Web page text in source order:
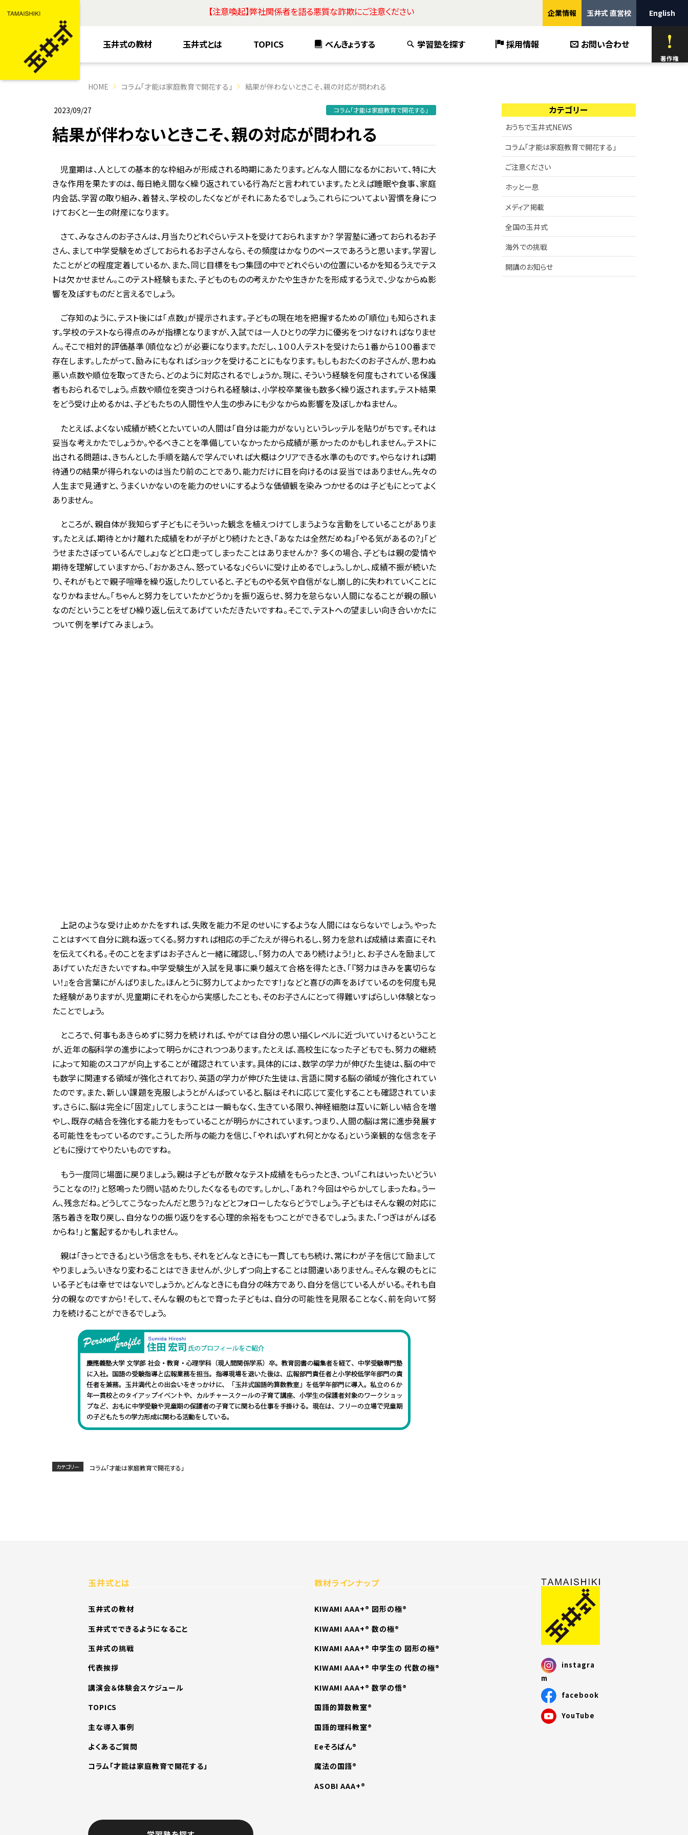
【注意喚起】弊社関係者を語る悪質な詐欺にご注意ください 企業情報 玉井式 直営校 English
玉井式の教材 玉井式とは TOPICS べんきょうする 学習塾を探す 採用情報 お問い合わせ
著作権
HOME コラム「才能は家庭教育で開花する」 結果が伴わないときこそ、親の対応が問われる
2023/09/27 コラム「才能は家庭教育で開花する」
結果が伴わないときこそ、親の対応が問われる
児童期は、人としての基本的な枠組みが形成される時期にあたります。どんな人間になるかにおいて、特に大
きな作用を果たすのは、毎日絶え間なく繰り返されている行為だと言われています。たとえば睡眠や食事、家庭
内会話、学習の取り組み、着替え、学校のしたくなどがそれにあたるでしょう。これらについてよい習慣を身につ
けておくと一生の財産になります。
さて、みなさんのお子さんは、月当たりどれぐらいテストを受けておられますか？ 学習塾に通っておられるお子
さん、まして中学受験をめざしておられるお子さんなら、その頻度はかなりのペースであろうと思います。学習し
たことがどの程度定着しているか、また、同じ目標をもつ集団の中でどれぐらいの位置にいるかを知るうえでテス
トは欠かせません。このテスト経験もまた、子どものものの考えかたや生きかたを形成するうえで、少なからぬ影
響を及ぼすものだと言えるでしょう。
ご存知のように、テスト後には「点数」が提示されます。子どもの現在地を把握するための「順位」も知らされま
す。学校のテストなら得点のみが指標となりますが、入試では一人ひとりの学力に優劣をつけなければなりませ
ん。そこで相対的評価基準（順位など）が必要になります。ただし、１００人テストを受けたら１番から１００番まで
存在します。したがって、励みにもなればショックを受けることにもなります。もしもおたくのお子さんが、思わぬ
悪い点数や順位を取ってきたら、どのように対応されるでしょうか。現に、そういう経験を何度もされている保護
者もおられるでしょう。点数や順位を突きつけられる経験は、小学校卒業後も数多く繰り返されます。テスト結果
をどう受け止めるかは、子どもたちの人間性や人生の歩みにも少なからぬ影響を及ぼしかねません。
たとえば、よくない成績が続くとたいていの人間は「自分は能力がない」というレッテルを貼りがちです。それは
妥当な考えかたでしょうか。やるべきことを準備していなかったから成績が悪かったのかもしれません。テストに
出される問題は、きちんとした手順を踏んで学んでいれば大概はクリアできる水準のものです。やらなければ期
待通りの結果が得られないのは当たり前のことであり、能力だけに目を向けるのは妥当ではありません。先々の
人生まで見通すと、うまくいかないのを能力のせいにするような価値観を染みつかせるのは子どもにとってよく
ありません。
ところが、親自体が我知らず子どもにそういった観念を植えつけてしまうような言動をしていることがありま
す。たとえば、期待とかけ離れた成績をわが子がとり続けたとき、「あなたは全然だめね」「やる気があるの？」「ど
うせまたさぼっているんでしょ」などと口走ってしまったことはありませんか？ 多くの場合、子どもは親の愛情や
期待を理解していますから、「おかあさん、怒っているな」ぐらいに受け止めるでしょう。しかし、成績不振が続いた
り、それがもとで親子喧嘩を繰り返したりしていると、子どものやる気や自信がなし崩し的に失われていくことに
なりかねません。「ちゃんと努力をしていたかどうか」を振り返らせ、努力を怠らない人間になることが親の願い
なのだということをぜひ繰り返し伝えてあげていただきたいですね。そこで、テストへの望ましい向き合いかたに
ついて例を挙げてみましょう。
上記のような受け止めかたをすれば、失敗を能力不足のせいにするような人間にはならないでしょう。やった
ことはすべて自分に跳ね返ってくる。努力すれば相応の手ごたえが得られるし、努力を怠れば成績は素直にそれ
を伝えてくれる。そのことをまずはお子さんと一緒に確認し、「努力の人であり続けよう！」と、お子さんを励まして
あげていただきたいですね。中学受験生が入試を見事に乗り越えて合格を得たとき、「『努力はきみを裏切らな
い！』を合言葉にがんばりました。ほんとうに努力してよかったです！」などと喜びの声をあげているのを何度も見
た経験がありますが、児童期にそれを心から実感したことも、そのお子さんにとって得難いすばらしい体験となっ
たことでしょう。
ところで、何事もあきらめずに努力を続ければ、やがては自分の思い描くレベルに近づいていけるということ
が、近年の脳科学の進歩によって明らかにされつつあります。たとえば、高校生になった子どもでも、努力の継続
によって知能のスコアが向上することが確認されています。具体的には、数学の学力が伸びた生徒は、脳の中で
も数学に関連する領域が強化されており、英語の学力が伸びた生徒は、言語に関する脳の領域が強化されてい
たのです。また、新しい課題を克服しようとがんばっていると、脳はそれに応じて変化することも確認されていま
す。さらに、脳は完全に「固定」してしまうことは一瞬もなく、生きている限り、神経細胞は互いに新しい結合を増
やし、既存の結合を強化する能力をもっていることが明らかにされています。つまり、人間の脳は常に進歩発展す
る可能性をもっているのです。こうした所与の能力を信じ、「やればいずれ何とかなる」という楽観的な信念を子
どもに授けてやりたいものですね。
もう一度同じ場面に戻りましょう。親は子どもが散々なテスト成績をもらったとき、つい「これはいったいどうい
うことなの!?」と怒鳴ったり問い詰めたりしたくなるものです。しかし、「あれ？今回はやらかしてしまったね。うー
ん、残念だね。どうしてこうなったんだと思う？」などとフォローしたならどうでしょう。子どもはそんな親の対応に
落ち着きを取り戻し、自分なりの振り返りをする心理的余裕をもつことができるでしょう。また、「つぎはがんばる
からね！」と奮起するかもしれません。
親は「きっとできる」という信念をもち、それをどんなときにも一貫してもち続け、常にわが子を信じて励まして
やりましょう。いきなり変わることはできませんが、少しずつ向上することは間違いありません。そんな親のもとに
いる子どもは幸せではないでしょうか。どんなときにも自分の味方であり、自分を信じている人がいる。それも自
分の親なのですから！そして、そんな親のもとで育った子どもは、自分の可能性を見限ることなく、前を向いて努
力を続けることができるでしょう。
カテゴリー コラム「才能は家庭教育で開花する」
カテゴリー
おうちで玉井式NEWS
コラム「才能は家庭教育で開花する」
ご注意ください
ホッと一息
メディア掲載
全国の玉井式
海外での挑戦
開講のお知らせ
玉井式とは
玉井式の教材
玉井式でできるようになること
玉井式の挑戦
代表挨拶
講演会＆体験会スケジュール
TOPICS
主な導入事例
よくあるご質問
コラム「才能は家庭教育で開花する」
教材ラインナップ
KIWAMI AAA+® 図形の極®
KIWAMI AAA+® 数の極®
KIWAMI AAA+® 中学生の 図形の極®
KIWAMI AAA+® 中学生の 代数の極®
KIWAMI AAA+® 数学の悟®
国語的算数教室®
国語的理科教室®
Eeそろばん®
魔法の国語®
ASOBI AAA+®
instagra
m
facebook
YouTube